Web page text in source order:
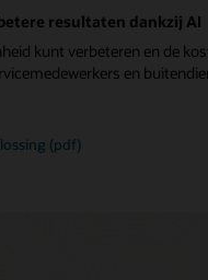
resultaten dankzij AI
kunt verbeteren en de
en
(pdf)